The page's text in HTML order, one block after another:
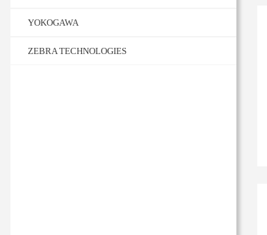
YOKOGAWA
ZEBRA TECHNOLOGIES